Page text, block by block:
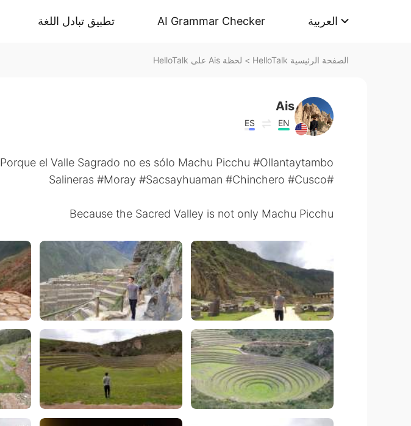
تطبيق تبادل اللغة AI Grammar Checker العربية
الصفحة الرئيسية HelloTalk > لحظة Ais على HelloTalk
Ais
EN
ES
Porque el Valle Sagrado no es sólo Machu Picchu #Ollantaytambo
#Salineras #Moray #Sacsayhuaman #Chinchero #Cusco
Because the Sacred Valley is not only Machu Picchu